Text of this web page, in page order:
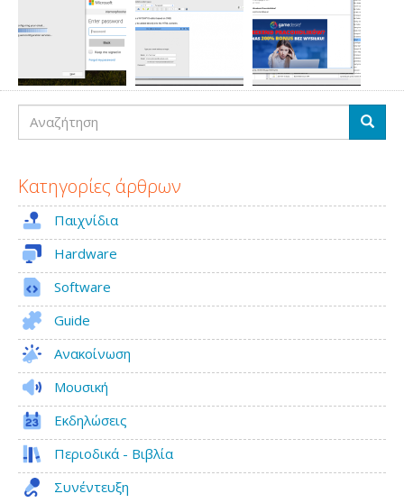
Αναζήτηση
Κατηγορίες άρθρων
Παιχνίδια
Hardware
Software
Guide
Ανακοίνωση
Μουσική
Εκδηλώσεις
Περιοδικά - Βιβλία
Συνέντευξη